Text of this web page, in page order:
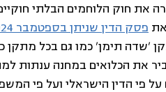
את פסק הדין שניתן בספטמבר 2024 בעניין שדה תימן
'שדה תימן' כמו גם בכל מתקן
את הכלואים במחנה ענתות
פי הדין הישראלי ועל פי